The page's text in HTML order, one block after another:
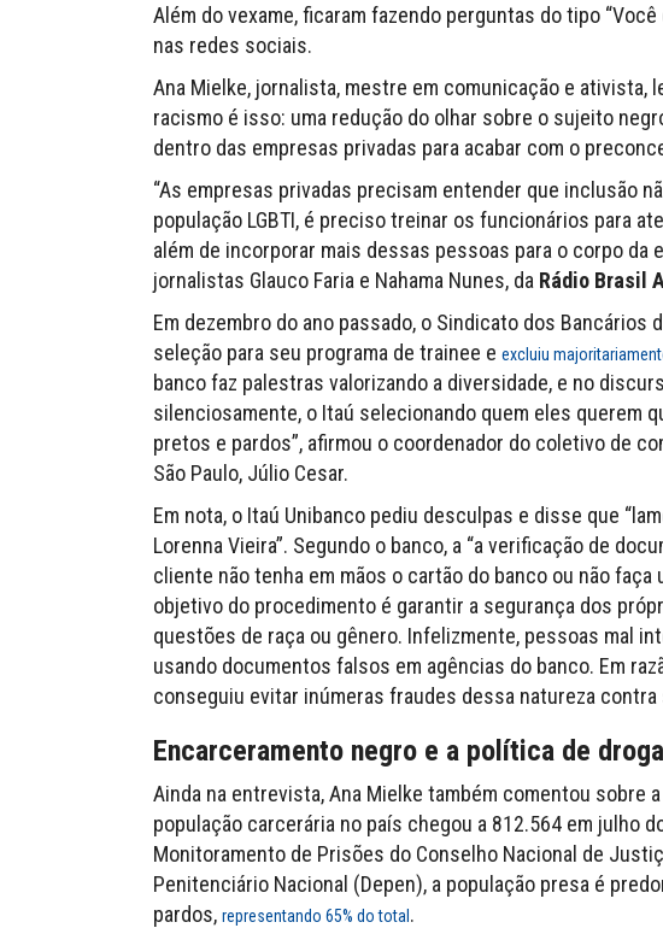
Além do vexame, ficaram fazendo perguntas do tipo
nas redes sociais.
Ana Mielke, jornalista, mestre em comunicação e ativista,
racismo é isso: uma redução do olhar sobre o sujeito
dentro das empresas privadas para acabar com o
“As empresas privadas precisam entender que inclusão
população LGBTI, é preciso treinar os funcionários para
além de incorporar mais dessas pessoas para o corpo da
jornalistas Glauco Faria e Nahama Nunes, da Rádio Brasil
Em dezembro do ano passado, o Sindicato dos Bancários
seleção para seu programa de trainee e excluiu
banco faz palestras valorizando a diversidade, e no
silenciosamente, o Itaú selecionando quem eles querem
pretos e pardos”, afirmou o coordenador do coletivo de
São Paulo, Júlio Cesar.
Em nota, o Itaú Unibanco pediu desculpas e disse que
Lorenna Vieira”. Segundo o banco, a “a verificação de
cliente não tenha em mãos o cartão do banco ou não faça
objetivo do procedimento é garantir a segurança dos
questões de raça ou gênero. Infelizmente, pessoas mal
usando documentos falsos em agências do banco. Em
conseguiu evitar inúmeras fraudes dessa natureza
Encarceramento negro e a política de
Ainda na entrevista, Ana Mielke também comentou sobre
população carcerária no país chegou a 812.564 em julho
Monitoramento de Prisões do Conselho Nacional de
Penitenciário Nacional (Depen), a população presa é
pardos, representando 65% do total .